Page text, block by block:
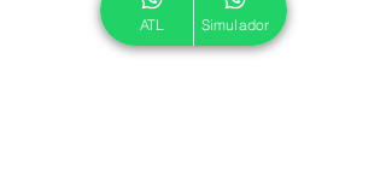
ATL Simulador